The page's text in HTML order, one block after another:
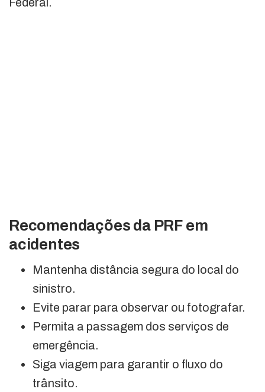
Recomendações da PRF em
acidentes
Mantenha distância segura do local do
sinistro.
Evite parar para observar ou fotografar.
Permita a passagem dos serviços de
emergência.
Siga viagem para garantir o fluxo do
trânsito.